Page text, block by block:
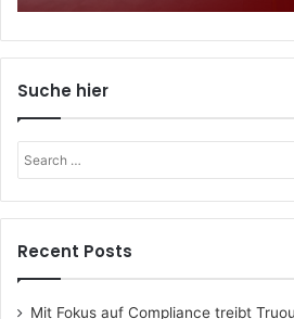
Suche hier
Recent Posts
Mit Fokus auf Compliance treibt